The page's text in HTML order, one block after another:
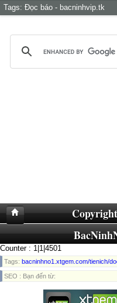
Tags: Đọc báo - bacninhvip.tk
Counter : 1|1|4501
Tags: bacninhno1.xtgem.com/tienich/
SEO : Bạn đến từ: